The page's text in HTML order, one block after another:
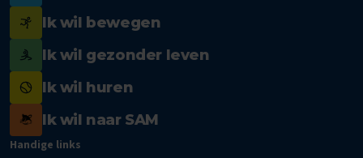
Ik wil bewegen
Ik wil gezonder leven
Ik wil huren
Ik wil naar SAM
Handige links